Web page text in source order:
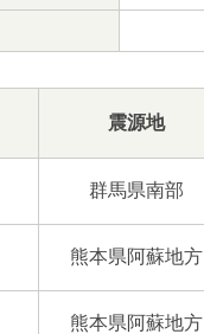
震源地
群馬県南部
熊本県阿蘇地方
熊本県阿蘇地方